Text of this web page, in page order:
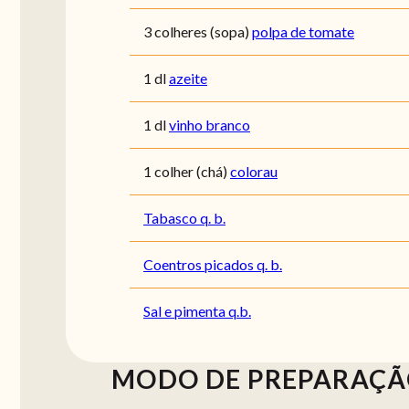
3 colheres (sopa)polpa de tomate
1 dlazeite
1 dlvinho branco
1 colher (chá)colorau
Tabasco q. b.
Coentros picados q. b.
Sal e pimenta q.b.
MODO DE